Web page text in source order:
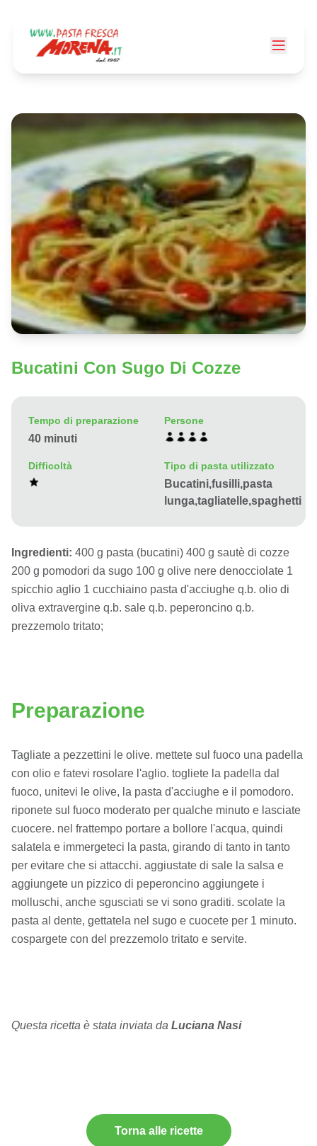
Bucatini Con Sugo Di Cozze
Tempo di preparazione
40 minuti
Persone
Difficoltà Tipo di pasta utilizzato
Bucatini,fusilli,pasta
lunga,tagliatelle,spaghetti
Ingredienti: 400 g pasta (bucatini) 400 g sautè di cozze
200 g pomodori da sugo 100 g olive nere denocciolate 1
spicchio aglio 1 cucchiaino pasta d'acciughe q.b. olio di
oliva extravergine q.b. sale q.b. peperoncino q.b.
prezzemolo tritato;
Preparazione
Tagliate a pezzettini le olive. mettete sul fuoco una padella
con olio e fatevi rosolare l'aglio. togliete la padella dal
fuoco, unitevi le olive, la pasta d'acciughe e il pomodoro.
riponete sul fuoco moderato per qualche minuto e lasciate
cuocere. nel frattempo portare a bollore l'acqua, quindi
salatela e immergeteci la pasta, girando di tanto in tanto
per evitare che si attacchi. aggiustate di sale la salsa e
aggiungete un pizzico di peperoncino aggiungete i
molluschi, anche sgusciati se vi sono graditi. scolate la
pasta al dente, gettatela nel sugo e cuocete per 1 minuto.
cospargete con del prezzemolo tritato e servite.
Questa ricetta è stata inviata da Luciana Nasi
Torna alle ricette